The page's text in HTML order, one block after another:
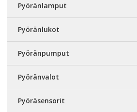
Pyöränlamput
Pyöränlukot
Pyöränpumput
Pyöränvalot
Pyöräsensorit